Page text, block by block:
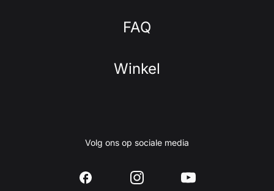
FAQ
Winkel
Volg ons op sociale media